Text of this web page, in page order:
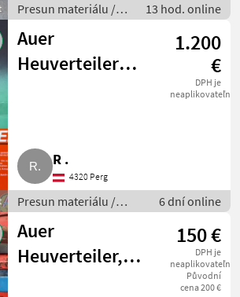
Presun materiálu /
Ventilátor
13 hod. online
Auer
Heuverteiler
1.200
€
DPH je
neaplikovateľné
R .
4320 Perg
Presun materiálu /
Ventilátor
6 dní online
Auer
Heuverteiler,
150 €
DPH je
neaplikovateľné
Původní
cena 200 €